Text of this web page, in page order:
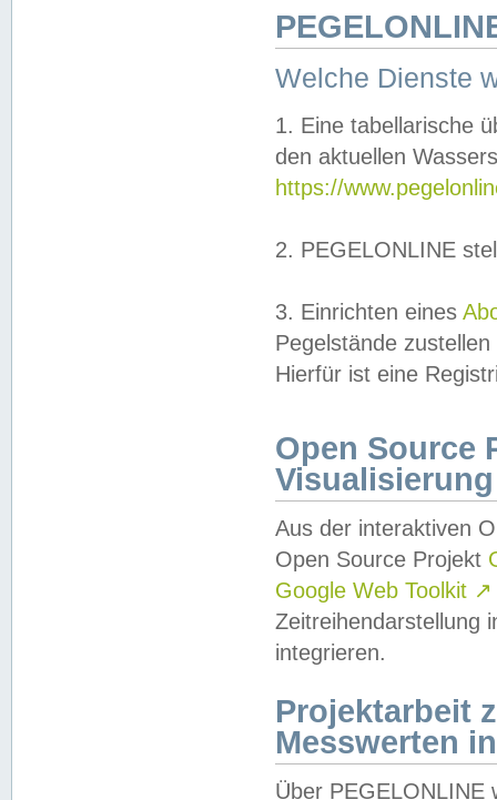
Welche Dienste
1. Eine tabellarische
den aktuellen
https://
2. PEGELONLINE
3. Einrichten eines
Pegelstände
Hierfür ist eine
Open Source
Visualisierung
Aus der interaktiven
Open Source Projekt
Google Web Toolkit ↗
Zeitreihendarstellung
integrieren.
Projektarbeit
Messwerten
Über PEGELONLINE